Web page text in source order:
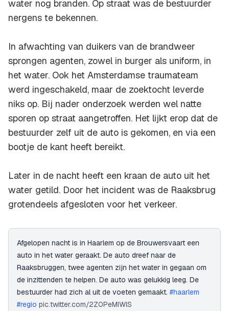
water nog branden. Op straat was de bestuurder
nergens te bekennen.
In afwachting van duikers van de brandweer
sprongen agenten, zowel in burger als uniform, in
het water. Ook het Amsterdamse traumateam
werd ingeschakeld, maar de zoektocht leverde
niks op. Bij nader onderzoek werden wel natte
sporen op straat aangetroffen. Het lijkt erop dat de
bestuurder zelf uit de auto is gekomen, en via een
bootje de kant heeft bereikt.
Later in de nacht heeft een kraan de auto uit het
water getild. Door het incident was de Raaksbrug
grotendeels afgesloten voor het verkeer.
Afgelopen nacht is in Haarlem op de Brouwersvaart een
auto in het water geraakt. De auto dreef naar de
Raaksbruggen, twee agenten zijn het water in gegaan om
de inzittenden te helpen. De auto was gelukkig leeg. De
bestuurder had zich al uit de voeten gemaakt. #haarlem
#regio pic.twitter.com/2Z0PeMIWlS